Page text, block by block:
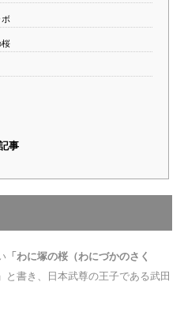
ボ
桜
事
「わに塚の桜（わにづかのさく
と書き、日本武尊の王子である武田